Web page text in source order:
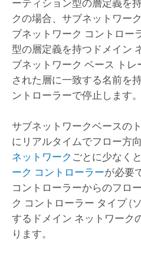
ーティション型の層定義を
クの場合、サブネットワー
ブネットワーク コントロー
型の層定義を持つドメイン
ブネットワーク ベース ト
された層に一致する名前を
ントローラーで停止します。
サブネットワークベースの
にリアルタイムでフロー方
ネットワーク ごとに少なく
ーク コントローラーが必要
コントローラーからのフロ
ク コントローラー タイプ (
するドメイン ネットワーク
ります。